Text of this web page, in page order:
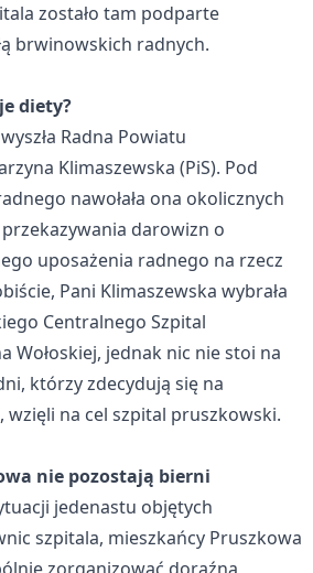
zostało tam podparte
brwinowskich radnych.
diety?
Radna Powiatu
Klimaszewska (PiS). Pod
nawołała ona okolicznych
darowizn o
uposażenia radnego na rzecz
Pani Klimaszewska wybrała
Centralnego Szpital
Wołoskiej, jednak nic nie stoi na
którzy zdecydują się na
wzięli na cel szpital pruszkowski.
nie pozostają bierni
jedenastu objętych
szpitala, mieszkańcy Pruszkowa